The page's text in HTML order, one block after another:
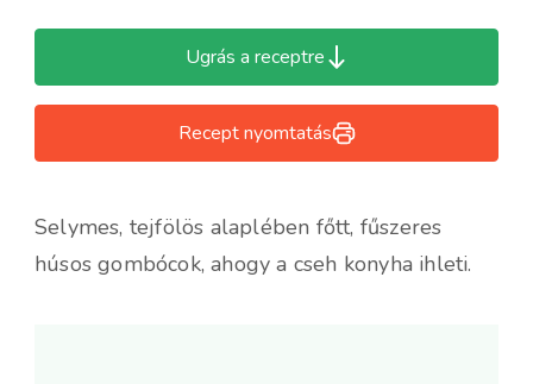
Ugrás a receptre
Recept nyomtatás
Selymes, tejfölös alaplében főtt, fűszeres
húsos gombócok, ahogy a cseh konyha ihleti.